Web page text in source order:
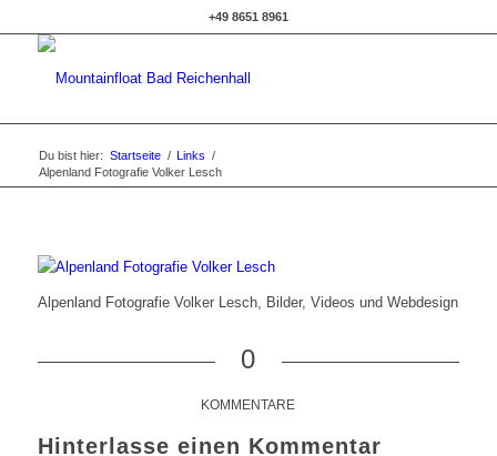
+49 8651 8961
Du bist hier: Startseite / Links /
Alpenland Fotografie Volker Lesch
Alpenland Fotografie Volker Lesch, Bilder, Videos und Webdesign
0
KOMMENTARE
Hinterlasse einen Kommentar